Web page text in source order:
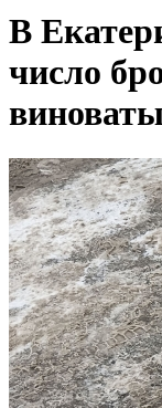
В
число